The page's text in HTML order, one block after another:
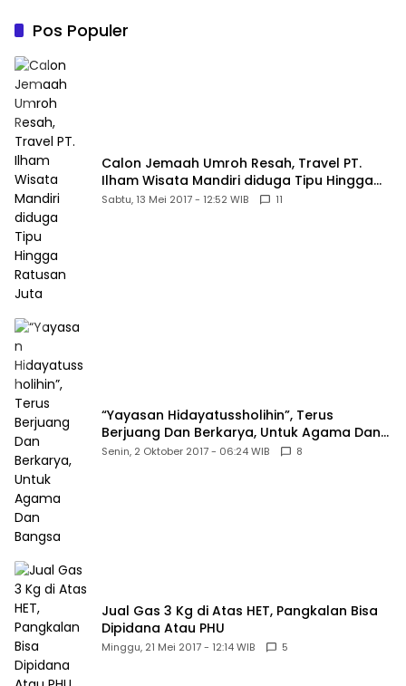
Pos Populer
Calon Jemaah Umroh Resah, Travel PT.
Ilham Wisata Mandiri diduga Tipu Hingga
Ratusan Juta
Sabtu, 13 Mei 2017 - 12:52 WIB 11
“Yayasan Hidayatussholihin”, Terus
Berjuang Dan Berkarya, Untuk Agama Dan
Bangsa
Senin, 2 Oktober 2017 - 06:24 WIB 8
Jual Gas 3 Kg di Atas HET, Pangkalan Bisa
Dipidana Atau PHU
Minggu, 21 Mei 2017 - 12:14 WIB 5